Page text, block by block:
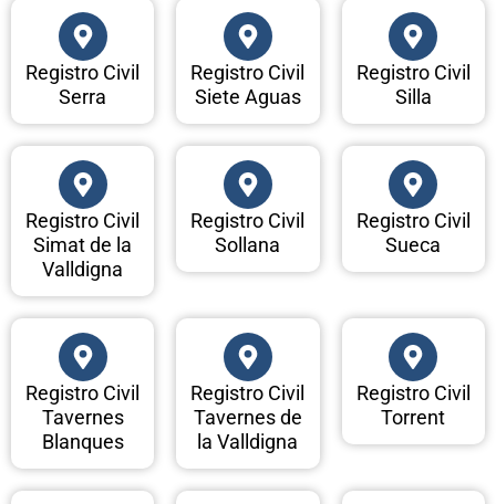
Registro Civil
Serra
Registro Civil
Siete Aguas
Registro Civil
Silla
Registro Civil
Simat de la
Valldigna
Registro Civil
Sollana
Registro Civil
Sueca
Registro Civil
Tavernes
Blanques
Registro Civil
Tavernes de
la Valldigna
Registro Civil
Torrent